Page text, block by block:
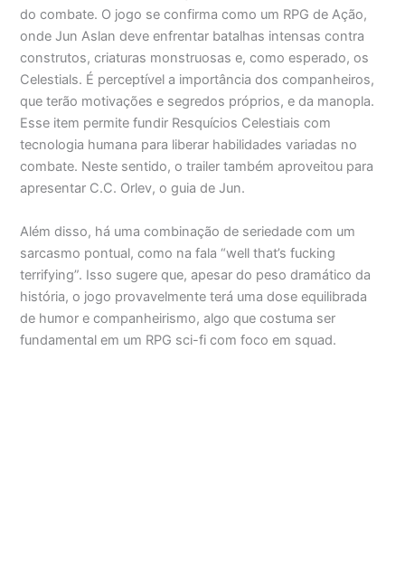
do combate. O jogo se confirma como um RPG de Ação,
onde Jun Aslan deve enfrentar batalhas intensas contra
construtos, criaturas monstruosas e, como esperado, os
Celestials. É perceptível a importância dos companheiros,
que terão motivações e segredos próprios, e da manopla.
Esse item permite fundir Resquícios Celestiais com
tecnologia humana para liberar habilidades variadas no
combate. Neste sentido, o trailer também aproveitou para
apresentar C.C. Orlev, o guia de Jun.
Além disso, há uma combinação de seriedade com um
sarcasmo pontual, como na fala “well that’s fucking
terrifying”. Isso sugere que, apesar do peso dramático da
história, o jogo provavelmente terá uma dose equilibrada
de humor e companheirismo, algo que costuma ser
fundamental em um RPG sci-fi com foco em squad.